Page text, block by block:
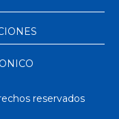
reservados